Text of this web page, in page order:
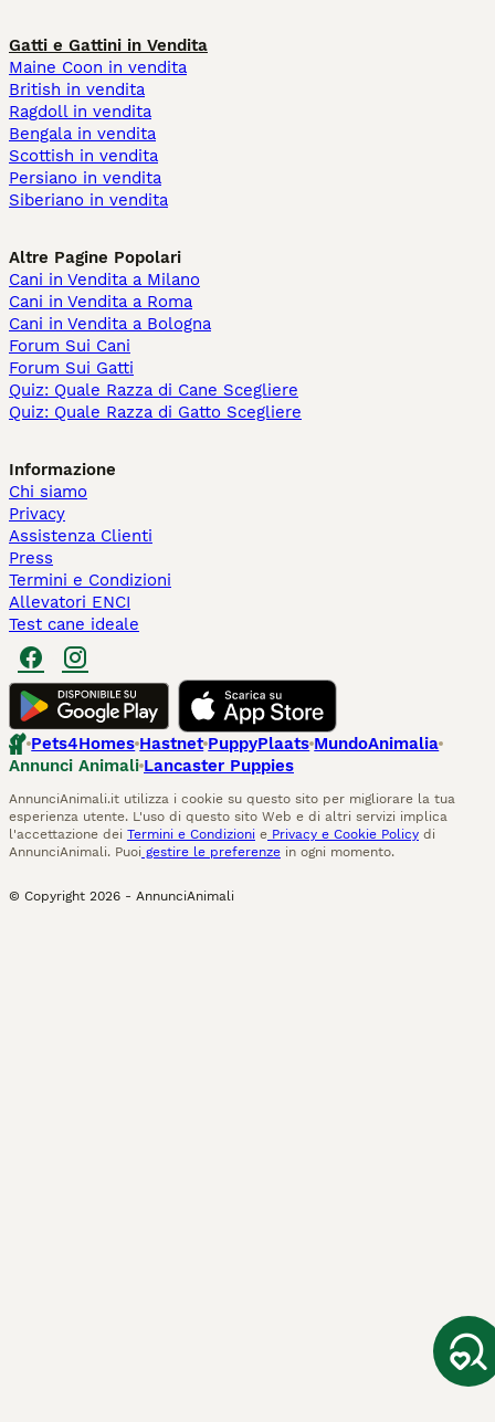
Gatti e Gattini in Vendita
Maine Coon in vendita
British in vendita
Ragdoll in vendita
Bengala in vendita
Scottish in vendita
Persiano in vendita
Siberiano in vendita
Altre Pagine Popolari
Cani in Vendita a Milano
Cani in Vendita a Roma
Cani in Vendita a Bologna
Forum Sui Cani
Forum Sui Gatti
Quiz: Quale Razza di Cane Scegliere
Quiz: Quale Razza di Gatto Scegliere
Informazione
Chi siamo
Privacy
Assistenza Clienti
Press
Termini e Condizioni
Allevatori ENCI
Test cane ideale
Pets4Homes Hastnet PuppyPlaats MundoAnimalia
Annunci Animali Lancaster Puppies
AnnunciAnimali.it utilizza i cookie su questo sito per migliorare la tua
esperienza utente. L'uso di questo sito Web e di altri servizi implica
l'accettazione dei Termini e Condizioni e Privacy e Cookie Policy di
AnnunciAnimali. Puoi gestire le preferenze in ogni momento.
© Copyright 2026 - AnnunciAnimali